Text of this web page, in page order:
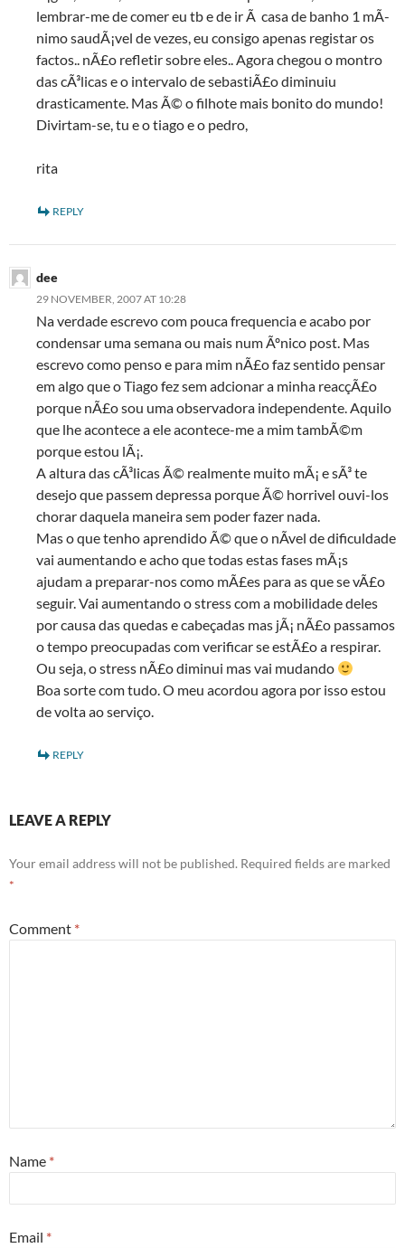
lembrar-me de comer eu tb e de ir Ã casa de banho 1 mÃ­
nimo saudÃ¡vel de vezes, eu consigo apenas registar os
factos.. nÃ£o refletir sobre eles.. Agora chegou o montro
das cÃ³licas e o intervalo de sebastiÃ£o diminuiu
drasticamente. Mas Ã© o filhote mais bonito do mundo!
Divirtam-se, tu e o tiago e o pedro,
rita
REPLY
dee
29 NOVEMBER, 2007 AT 10:28
Na verdade escrevo com pouca frequencia e acabo por
condensar uma semana ou mais num Ãºnico post. Mas
escrevo como penso e para mim nÃ£o faz sentido pensar
em algo que o Tiago fez sem adcionar a minha reacçÃ£o
porque nÃ£o sou uma observadora independente. Aquilo
que lhe acontece a ele acontece-me a mim tambÃ©m
porque estou lÃ¡.
A altura das cÃ³licas Ã© realmente muito mÃ¡ e sÃ³ te
desejo que passem depressa porque Ã© horrivel ouvi-los
chorar daquela maneira sem poder fazer nada.
Mas o que tenho aprendido Ã© que o nÃ­vel de dificuldade
vai aumentando e acho que todas estas fases mÃ¡s
ajudam a preparar-nos como mÃ£es para as que se vÃ£o
seguir. Vai aumentando o stress com a mobilidade deles
por causa das quedas e cabeçadas mas jÃ¡ nÃ£o passamos
o tempo preocupadas com verificar se estÃ£o a respirar.
Ou seja, o stress nÃ£o diminui mas vai mudando
Boa sorte com tudo. O meu acordou agora por isso estou
de volta ao serviço.
REPLY
LEAVE A REPLY
Your email address will not be published. Required fields are marked
*
Comment *
Name *
Email *